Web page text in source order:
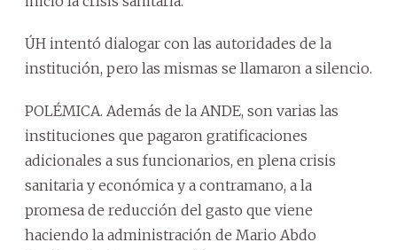
ÚH intentó dialogar con las autoridades de la
institución, pero las mismas se llamaron a silencio.
POLÉMICA. Además de la ANDE, son varias las
instituciones que pagaron gratificaciones
adicionales a sus funcionarios, en plena crisis
sanitaria y económica y a contramano, a la
promesa de reducción del gasto que viene
haciendo la administración de Mario Abdo